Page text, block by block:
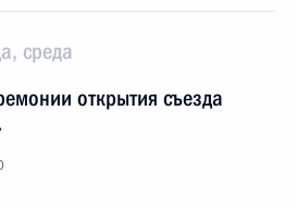
среда
открытия съезда